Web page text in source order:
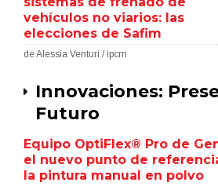
vehículos no viarios: las
elecciones de Safim
de Alessia Venturi / ipcm
Innovaciones:
Futuro
Equipo OptiFlex® Pro de
el nuevo punto de
la pintura manual en polvo